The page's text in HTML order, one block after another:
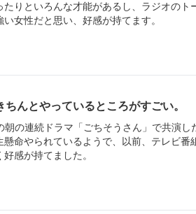
りといろんな才能があるし、ラジオのト
女性だと思い、好感が持てます。
んとやっているところがすごい。
の連続ドラマ「ごちそうさん」で共演
命やられているようで、以前、テレビ
感が持てました。